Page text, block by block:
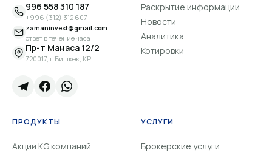
996 558 310 187
+996 (312) 312 607
zamaninvest@gmail.com
ответ в течение часа
Пр-т Манаса 12/2
720017, г.Бишкек, КР
ПРОДУКТЫ
Акции KG компаний
УСЛУГИ
Брокерские услуги
Раскрытие информации
Новости
Аналитика
Котировки